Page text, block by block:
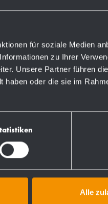
für soziale Medien
zu Ihrer
Unsere Partner führen
haben oder die sie im
Alle
1.4301), diametro